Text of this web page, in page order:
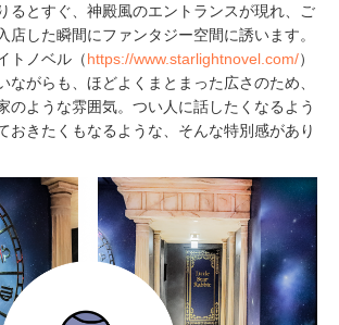
るとすぐ、神殿風のエントランスが現れ、ご
店した瞬間にファンタジー空間に誘います。
トノベル（https://www.starlightnovel.com/）
ながらも、ほどよくまとまった広さのため、
のような雰囲気。つい人に話したくなるよう
おきたくもなるような、そんな特別感があり